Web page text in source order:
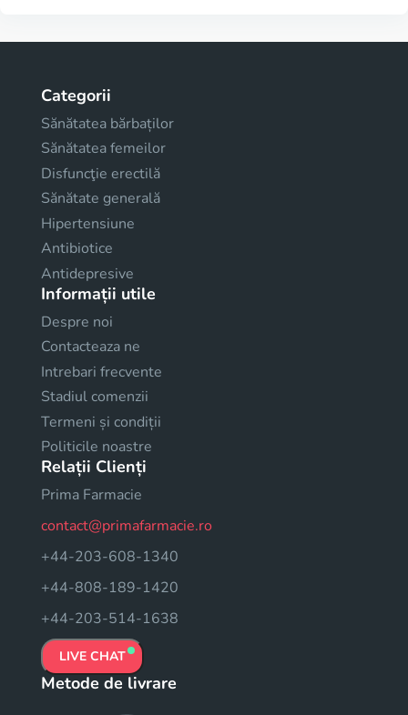
Categorii
Sănătatea bărbaților
Sănătatea femeilor
Disfuncţie erectilă
Sănătate generală
Hipertensiune
Antibiotice
Antidepresive
Informații utile
Despre noi
Contacteaza ne
Intrebari frecvente
Stadiul comenzii
Termeni și condiții
Politicile noastre
Relații Clienți
Prima Farmacie
contact@primafarmacie.ro
+44-203-608-1340
+44-808-189-1420
+44-203-514-1638
LIVE CHAT
Metode de livrare